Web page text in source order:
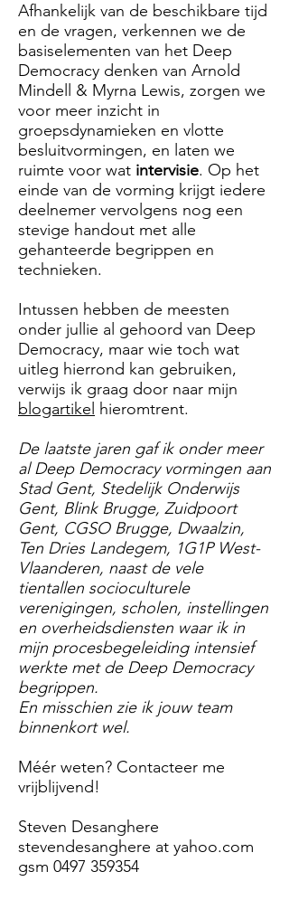
Afhankelijk van de beschikbare tijd
en de vragen, verkennen we de
basiselementen van het Deep
Democracy denken van Arnold
Mindell & Myrna Lewis, zorgen we
voor meer inzicht in
groepsdynamieken en vlotte
besluitvormingen, en laten we
ruimte voor wat intervisie. Op het
einde van de vorming krijgt iedere
deelnemer vervolgens nog een
stevige handout met alle
gehanteerde begrippen en
technieken.
Intussen hebben de meesten
onder jullie al gehoord van Deep
Democracy, maar wie toch wat
uitleg hierrond kan gebruiken,
verwijs ik graag door naar mijn
blogartikel hieromtrent.
De laatste jaren gaf ik onder meer
al Deep Democracy vormingen aan
Stad Gent, Stedelijk Onderwijs
Gent, Blink Brugge, Zuidpoort
Gent, CGSO Brugge, Dwaalzin,
Ten Dries Landegem, 1G1P West-
Vlaanderen, naast de vele
tientallen socioculturele
verenigingen, scholen, instellingen
en overheidsdiensten waar ik in
mijn procesbegeleiding intensief
werkte met de Deep Democracy
begrippen.
En misschien zie ik jouw team
binnenkort wel.
Méér weten? Contacteer me
vrijblijvend!
Steven Desanghere
stevendesanghere at yahoo.com
gsm 0497 359354